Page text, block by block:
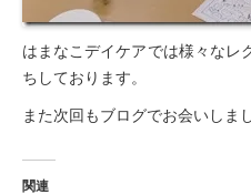
はまなこデイケアでは様々なレ
ちしております。
また次回もブログでお会いしま
関連